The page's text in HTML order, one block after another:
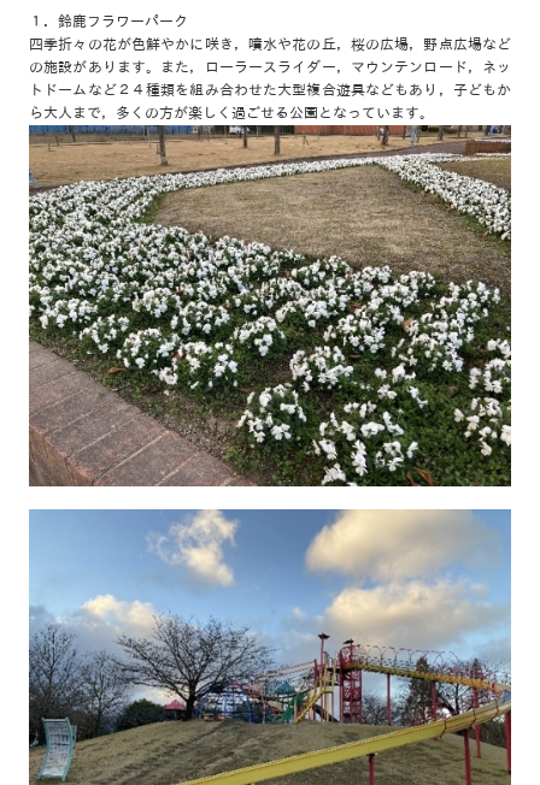
１．鈴鹿フラワーパーク
四季折々の花が色鮮やかに咲き，噴水や花の丘，桜の広場，野点広場など
の施設があります。また，ローラースライダー，マウンテンロード，ネッ
トドームなど２４種類を組み合わせた大型複合遊具などもあり，子どもか
ら大人まで，多くの方が楽しく過ごせる公園となっています。